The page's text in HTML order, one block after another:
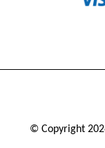
© Copyright